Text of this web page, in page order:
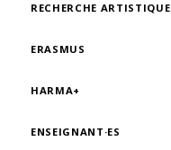
RECHERCHE ARTISTIQUE
ERASMUS
HARMA+
ENSEIGNANT·ES